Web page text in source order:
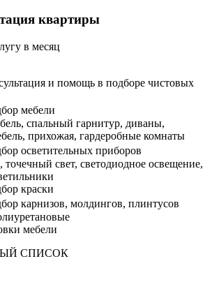
квартиры
в месяц
и помощь в подборе чистовых
мебели
спальный гарнитур, диваны,
прихожая, гардеробные комнаты
осветительных приборов
свет, светодиодное освещение,
краски
карнизов, молдингов, плинтусов
мебели
СПИСОК